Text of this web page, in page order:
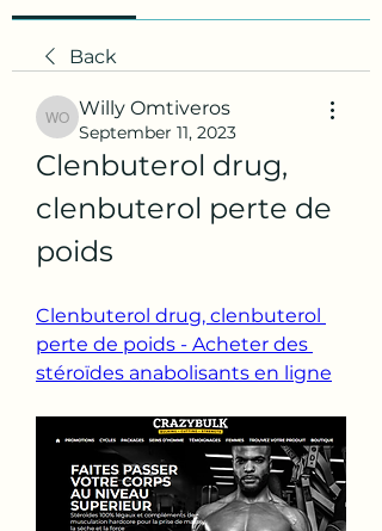
Back
Willy Omtiveros
Willy Omtiveros
September 11, 2023
Clenbuterol drug,
clenbuterol perte de
poids
Clenbuterol drug, clenbuterol
perte de poids - Acheter des
stéroïdes anabolisants en ligne